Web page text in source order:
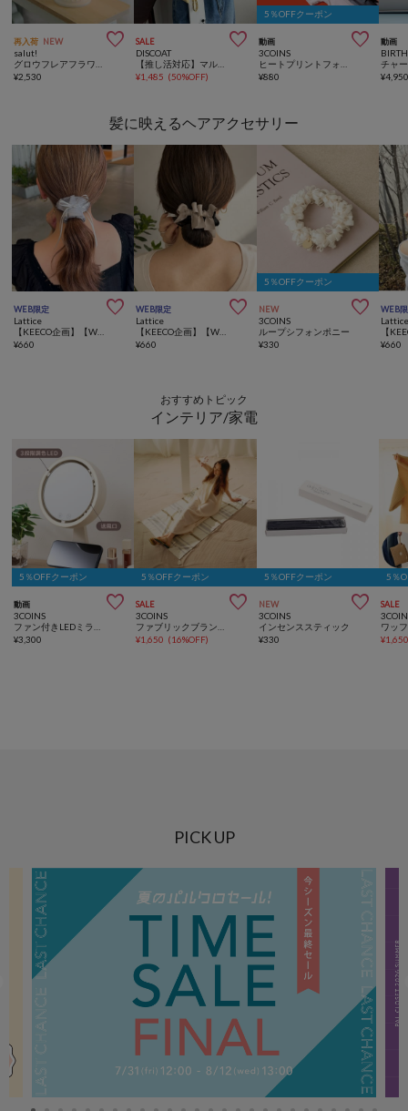
再入荷 NEW 
salut!
¥2,530
SALE 
DISCOAT
¥1,485 (50%OFF)
5％OFFクーポン
動画 
3COINS
¥880
動画
¥
髪に映えるヘアアクセサリー
WEB限定 
Lattice
¥660
WEB限定 
Lattice
¥660
5％OFFクーポン
NEW 
3COINS
ループシフォンポニー
¥330
WEB
¥660
おすすめトピック
インテリア/家電
5％OFFクーポン
動画 
3COINS
¥3,300
5％OFFクーポン
SALE 
3COINS
¥1,650 (16%OFF)
5％OFFクーポン
NEW 
3COINS
インセンススティック
¥330
5％
SALE
¥
PICK UP